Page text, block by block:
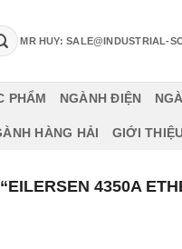
MR HUY: SALE@INDUSTRIAL-
PHẨM NGÀNH ĐIỆN
HÀNG HẢI GIỚI
4350A